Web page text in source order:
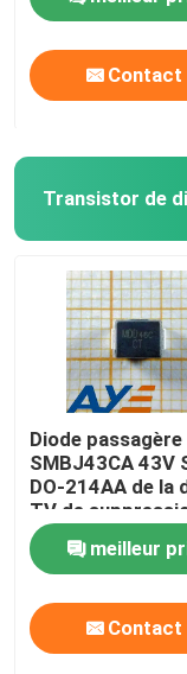
Contact
Transistor de
Diode passagère
SMBJ43CA 43V
DO-214AA de la
TV de
tension
meilleur
Contact